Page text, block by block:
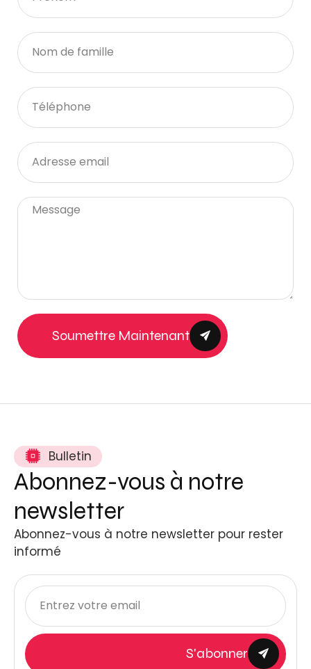
Soumettre Maintenant
Bulletin
Abonnez-vous à notre
newsletter
Abonnez-vous à notre newsletter pour rester
informé
S'abonner